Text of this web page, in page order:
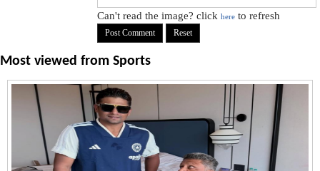
Can't read the image? clickhere to refresh
Most viewed from Sports